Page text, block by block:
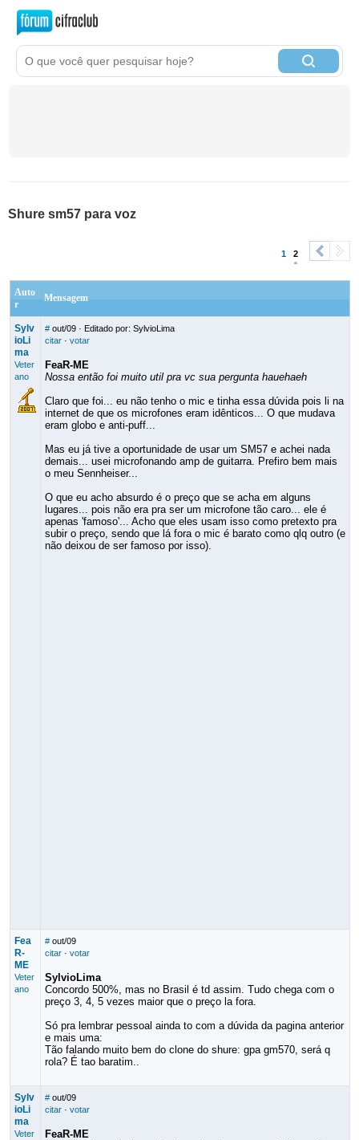
Shure sm57 para voz
1 2
Auto
r
Mensagem
Sylv
ioLi
ma
Veter
ano
# out/09· Editado por: SylvioLima
citar· votar
FeaR-ME
Nossa então foi muito util pra vc sua pergunta hauehaeh
Claro que foi... eu não tenho o mic e tinha essa dúvida pois li na
internet de que os microfones eram idênticos... O que mudava
eram globo e anti-puff...
Mas eu já tive a oportunidade de usar um SM57 e achei nada
demais... usei microfonando amp de guitarra. Prefiro bem mais
o meu Sennheiser...
O que eu acho absurdo é o preço que se acha em alguns
lugares... pois não era pra ser um microfone tão caro... ele é
apenas 'famoso'... Acho que eles usam isso como pretexto pra
subir o preço, sendo que lá fora o mic é barato como qlq outro (e
não deixou de ser famoso por isso).
Fea
R-
ME
Veter
ano
# out/09
citar· votar
SylvioLima
Concordo 500%, mas no Brasil é td assim. Tudo chega com o
preço 3, 4, 5 vezes maior que o preço la fora.
Só pra lembrar pessoal ainda to com a dúvida da pagina anterior
e mais uma:
Tão falando muito bem do clone do shure: gpa gm570, será q
rola? É tao baratim..
Sylv
ioLi
ma
Veter
# out/09
citar· votar
FeaR-ME